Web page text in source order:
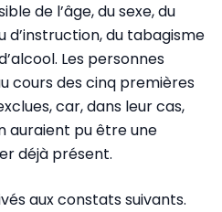
de l’âge, du sexe, du
d’instruction, du tabagisme
Les personnes
cours des cinq premières
car, dans leur cas,
auraient pu être une
déjà présent.
aux constats suivants.